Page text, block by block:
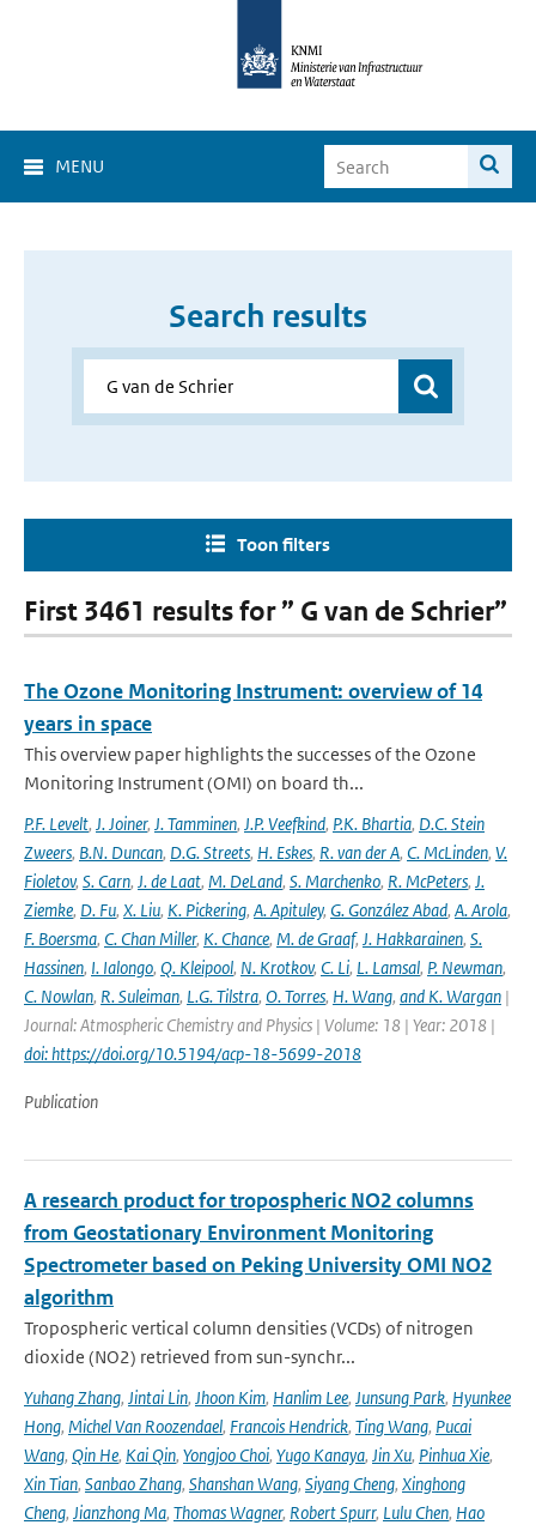
MENU
Search results
Toon filters
First 3461 results for ” G van de Schrier”
The Ozone Monitoring Instrument: overview of 14
years in space
This overview paper highlights the successes of the Ozone
Monitoring Instrument (OMI) on board th...
P.F. Levelt, J. Joiner, J. Tamminen, J.P. Veefkind, P.K. Bhartia, D.C. Stein
Zweers, B.N. Duncan, D.G. Streets, H. Eskes, R. van der A, C. McLinden, V.
Fioletov, S. Carn, J. de Laat, M. DeLand, S. Marchenko, R. McPeters, J.
Ziemke, D. Fu, X. Liu, K. Pickering, A. Apituley, G. González Abad, A. Arola,
F. Boersma, C. Chan Miller, K. Chance, M. de Graaf, J. Hakkarainen, S.
Hassinen, I. Ialongo, Q. Kleipool, N. Krotkov, C. Li, L. Lamsal, P. Newman,
C. Nowlan, R. Suleiman, L.G. Tilstra, O. Torres, H. Wang, and K. Wargan |
Journal: Atmospheric Chemistry and Physics | Volume: 18 | Year: 2018 |
doi: https://doi.org/10.5194/acp-18-5699-2018
Publication
A research product for tropospheric NO2 columns
from Geostationary Environment Monitoring
Spectrometer based on Peking University OMI NO2
algorithm
Tropospheric vertical column densities (VCDs) of nitrogen
dioxide (NO2) retrieved from sun-synchr...
Yuhang Zhang, Jintai Lin, Jhoon Kim, Hanlim Lee, Junsung Park, Hyunkee
Hong, Michel Van Roozendael, Francois Hendrick, Ting Wang, Pucai
Wang, Qin He, Kai Qin, Yongjoo Choi, Yugo Kanaya, Jin Xu, Pinhua Xie,
Xin Tian, Sanbao Zhang, Shanshan Wang, Siyang Cheng, Xinghong
Cheng, Jianzhong Ma, Thomas Wagner, Robert Spurr, Lulu Chen, Hao